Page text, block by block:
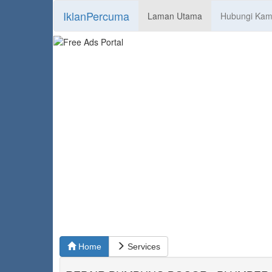
IklanPercuma Laman Utama Hubungi
Home Services